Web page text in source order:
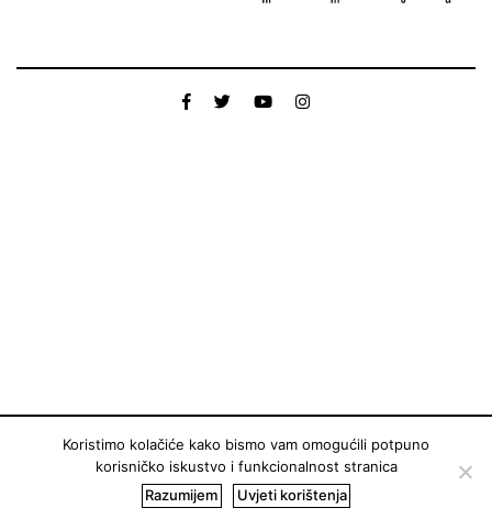
Koristimo kolačiće kako bismo vam omogućili potpuno
korisničko iskustvo i funkcionalnost stranica
Razumijem
Uvjeti korištenja